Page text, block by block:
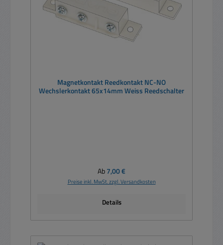
Magnetkontakt Reedkontakt NC-NO
Wechslerkontakt 65x14mm Weiss Reedschalter
Regulärer Preis:
Ab7,00 €
Preise inkl. MwSt. zzgl. Versandkosten
Details